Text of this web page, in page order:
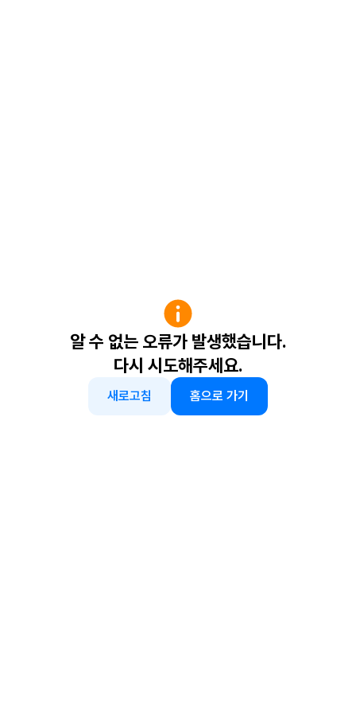
알 수 없는 오류가 발생했습니다.
다시 시도해주세요.
새로고침 홈으로 가기